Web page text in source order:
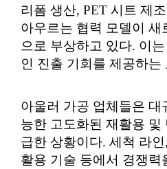
리폼 생산, PET 시트 제
아우르는 협력 모델이 새
으로 부상하고 있다. 이
인 진출 기회를 제공하는
아울러 가공 업체들은 대
능한 고도화된 재활용 및
급한 상황이다. 세척 라
활용 기술 등에서 경쟁력